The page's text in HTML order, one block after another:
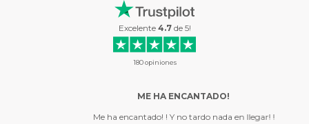
Excelente 4.7 de 5!
180 opiniones
ME HA ENCANTADO!
Me ha encantado! ! Y no tardo nada en llegar! !